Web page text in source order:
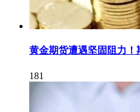
黄金期货遭遇坚固阻力！
181